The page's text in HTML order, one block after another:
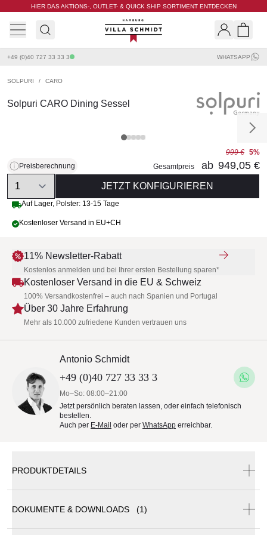
HIER DAS AKTIONS-, OUTLET- & QUICK SHIP SORTIMENT ENTDECKEN
Villa Schmidt
+49 (0)40 727 33 33 3 WHATSAPP
SOLPURI / CARO
Solpuri CARO Dining Sessel
Preisberechnung
999 € 5%
Gesamtpreis
ab 949,05 €
Quantity
JETZT KONFIGURIEREN
Auf Lager, Polster: 13-15 Tage
Kostenloser Versand in EU+CH
11% Newsletter-Rabatt
Kostenlos anmelden und bei Ihrer ersten Bestellung sparen*
Kostenloser Versand in die EU & Schweiz
100% Versandkostenfrei – auch nach Spanien und Portugal
Über 30 Jahre Erfahrung
Mehr als 10.000 zufriedene Kunden vertrauen uns
Antonio Schmidt
+49 (0)40 727 33 33 3
Mo–So: 08:00–21:00
Jetzt persönlich beraten lassen, oder einfach telefonisch
bestellen.
Auch per E-Mail oder per WhatsApp erreichbar.
PRODUKTDETAILS
SOLPURI CARO Dining Sessel
DOKUMENTE & DOWNLOADS (1)